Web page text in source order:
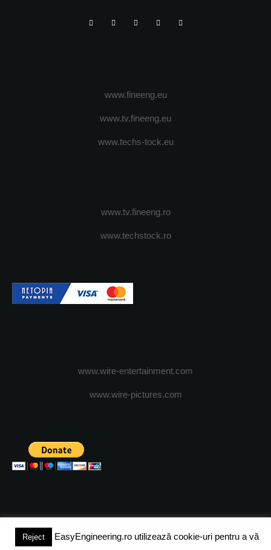
www.fineeng.eu
www.tv.fineeng.eu
www.techs-tock.eu
www.tv.fineeng.ro
www.techstock.ro
www.wire-entertainment.com
www.wire-pictures.com
(c) 2024 - FineEngineeringMagazine. All rights reserved.
Reject
EasyEngineering.ro utilizează cookie-uri pentru a vă